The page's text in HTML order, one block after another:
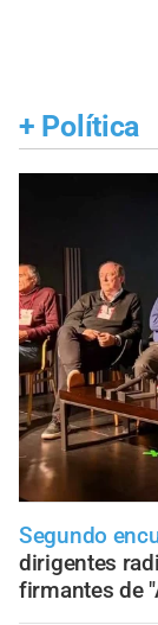
+ Política
Segundo
dirigentes
firmantes de